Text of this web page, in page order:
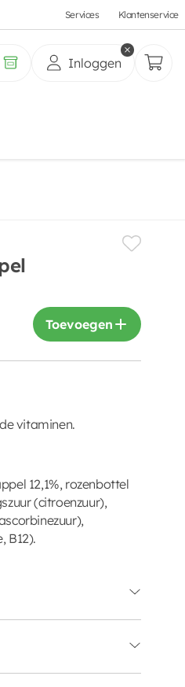
Services Klantenservice
Inloggen
Toevoegen
vitaminen.
12,1%, rozenbottel
(citroenzuur),
B12).